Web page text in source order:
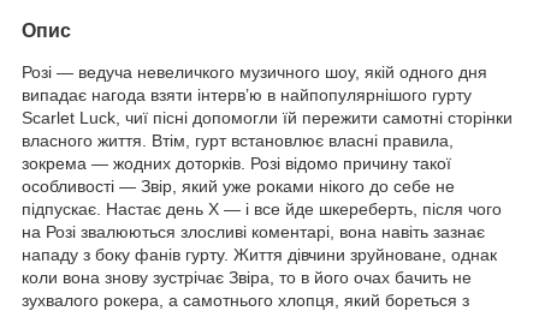
Опис
Розі — ведуча невеличкого музичного шоу, якій одного дня
випадає нагода взяти інтерв’ю в найпопулярнішого гурту
Scarlet Luck, чиї пісні допомогли їй пережити самотні сторінки
власного життя. Втім, гурт встановлює власні правила,
зокрема — жодних доторків. Розі відомо причину такої
особливості — Звір, який уже роками нікого до себе не
підпускає. Настає день X — і все йде шкереберть, після чого
на Розі звалюються злосливі коментарі, вона навіть зазнає
нападу з боку фанів гурту. Життя дівчини зруйноване, однак
коли вона знову зустрічає Звіра, то в його очах бачить не
зухвалого рокера, а самотнього хлопця, який бореться з